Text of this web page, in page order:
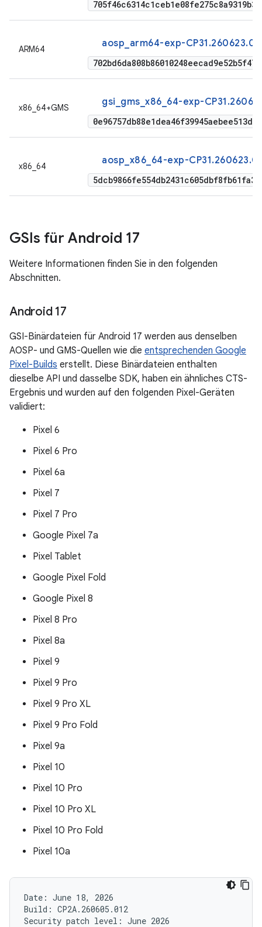
ARM64 aosp_arm64-exp-
x86_64+GMS gsi_gms_x86_64-exp-
x86_64 aosp_x86_64-exp-
GSIs für Android 17
Weitere Informationen finden Sie in den folgenden
Abschnitten.
Android 17
GSI-Binärdateien für Android 17 werden aus denselben
AOSP- und GMS-Quellen wie die entsprechenden Google
Pixel-Builds erstellt. Diese Binärdateien enthalten
dieselbe API und dasselbe SDK, haben ein ähnliches CTS-
Ergebnis und wurden auf den folgenden Pixel-Geräten
validiert:
Pixel 6
Pixel 6 Pro
Pixel 6a
Pixel 7
Pixel 7 Pro
Google Pixel 7a
Pixel Tablet
Google Pixel Fold
Google Pixel 8
Pixel 8 Pro
Pixel 8a
Pixel 9
Pixel 9 Pro
Pixel 9 Pro XL
Pixel 9 Pro Fold
Pixel 9a
Pixel 10
Pixel 10 Pro
Pixel 10 Pro XL
Pixel 10 Pro Fold
Pixel 10a
Date: June 18, 2026
Build: CP2A.260605.012
Security patch level: June 2026